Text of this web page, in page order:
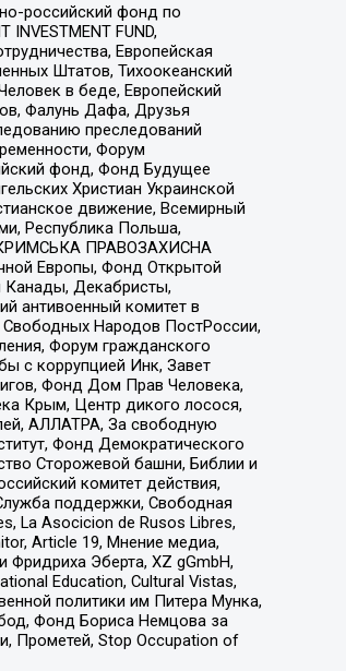
российский фонд по
FUND,
Европейская
Штатов, Тихоокеанский
в беде, Европейский
Фалунь Дафа, Друзья
преследований
Форум
фонд, Фонд Будущее
Христиан Украинской
движение, Всемирный
Республика Польша,
КРИМСЬКА ПРАВОЗАХИСНА
Европы, Фонд Открытой
Канады, Декабристы,
антивоенный комитет в
Народов ПостРоссии,
Форум гражданского
с коррупцией Инк, Завет
Фонд Дом Прав Человека,
Крым, Центр дикого лосося,
АЛЛАТРА, За свободную
Фонд Демократического
Сторожевой башни, Библии и
комитет действия,
поддержки, Свободная
La Asocicion de Rusos Libres,
Article 19, Мнение медиа,
Эберта, XZ gGmbH,
Education, Cultural Vistas,
политики им Питера Мунка,
Фонд Бориса Немцова за
Прометей, Stop Occupation of